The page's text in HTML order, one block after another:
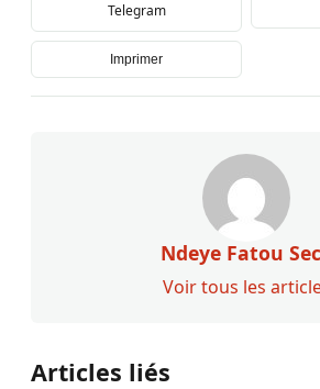
Telegram
Imprimer
Ndeye Fatou
Voir tous les
Articles liés